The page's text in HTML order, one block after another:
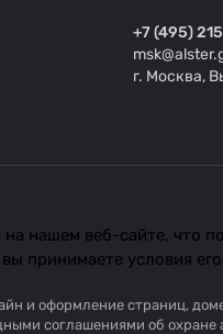
+7 (495)
г. Москва,
и оформление страниц,
соглашениями об охране
нашем веб-сайте, что
принимаете условия его